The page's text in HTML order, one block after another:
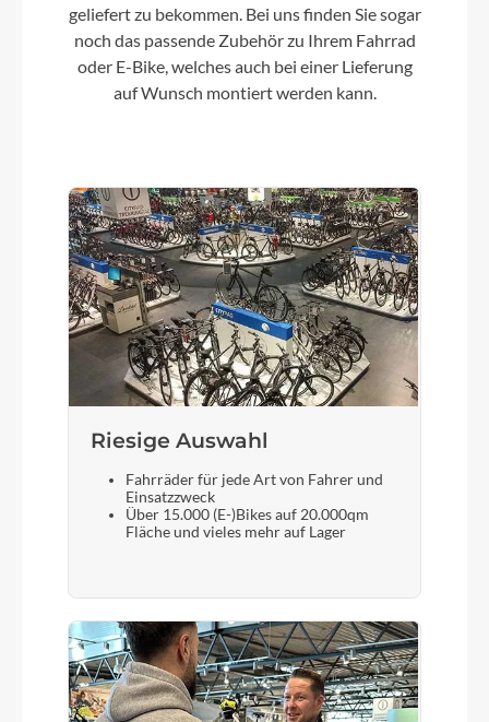
Laufradgröße
28 Zoll
Schalthebel
Shimano Deore XT T8000
Bremshebel
Shimano
Sattel
Selle Royal
Gabel
geliefert zu bekommen. Bei uns finden Sie sogar
noch das passende Zubehör zu Ihrem Fahrrad
oder E-Bike, welches auch bei einer Lieferung
auf Wunsch montiert werden kann.
Riesige Auswahl
Fahrräder für jede Art von Fahrer und
Einsatzzweck
Über 15.000 (E-)Bikes auf 20.000qm
Fläche und vieles mehr auf Lager